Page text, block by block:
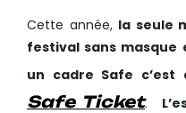
Cette année, la seule
festival sans masque
un cadre Safe c’est
Safe Ticket.